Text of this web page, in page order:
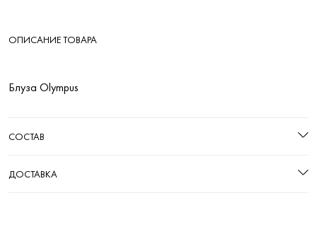
ОПИСАНИЕ ТОВАРА
Блуза Olympus
СОСТАВ
ДОСТАВКА